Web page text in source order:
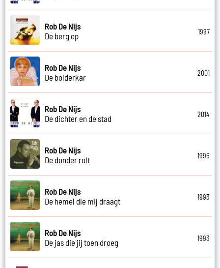
Rob De Nijs
De berg op
1997
Rob De Nijs
De bolderkar
2001
Rob De Nijs
De dichter en de stad
2014
Rob De Nijs
De donder rolt
1996
Rob De Nijs
De hemel die mij draagt
1993
Rob De Nijs
De jas die jij toen droeg
1993